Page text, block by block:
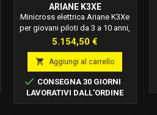
ARIANE K3XE
Minicross elettrica Ariane K3Xe
per giovani piloti da 3 a 10 anni,
con motore elettrico da 6,5 kW,
batteria 72V 20Ah e peso di soli
40 kg.
Prezzo
5.154,50 €
 Aggiungi al carrello
 CONSEGNA 30 GIORNI
LAVORATIVI DALL'ORDINE